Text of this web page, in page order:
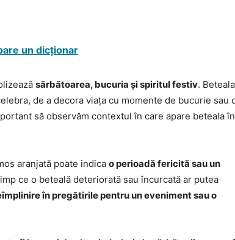
un dicționar
sărbătoarea, bucuria și spiritul festiv. Beteala
de a decora viața cu momente de bucurie sau
să observăm contextul în care apare beteala în
aranjată poate indica o perioadă fericită sau un
ce o beteală deteriorată sau încurcată ar putea
în pregătirile pentru un eveniment sau o